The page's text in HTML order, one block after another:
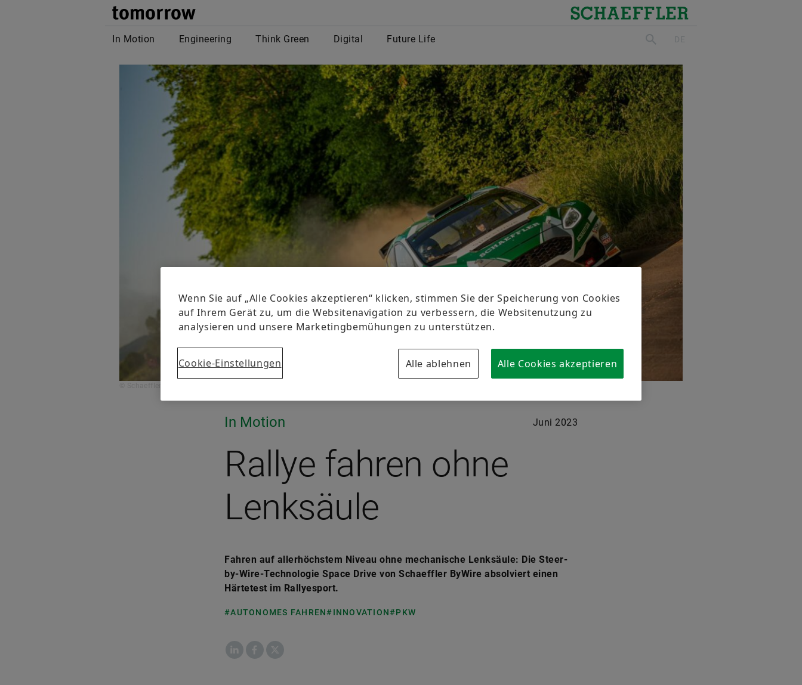
tomorrow Schaeffler
In Motion Engineering Think Green Digital Future Life suchenDE
In Motion Juni 2023
Rallye fahren ohne
Lenksäule
Fahren auf allerhöchstem Niveau ohne mechanische Lenksäule: Die Steer-
by-Wire-Technologie Space Drive von Schaeffler ByWire absolviert einen
Härtetest im Rallyesport.
#AUTONOMES FAHREN#INNOVATION#PKW
LinkedInFacebook
X
Wenn Sie auf „Alle Cookies akzeptieren“ klicken, stimmen Sie der Speicherung von Cookies
auf Ihrem Gerät zu, um die Websitenavigation zu verbessern, die Websitenutzung zu
analysieren und unsere Marketingbemühungen zu unterstützen.
Cookie-Einstellungen Alle ablehnen Alle Cookies akzeptieren